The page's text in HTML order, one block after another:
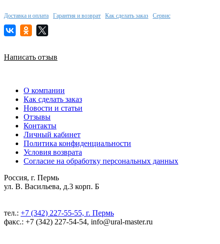
Доставка и оплата Гарантия и возврат Как сделать заказ Сервис
Написать отзыв
О компании
Как сделать заказ
Новости и статьи
Отзывы
Контакты
Личный кабинет
Политика конфиденциальности
Условия возврата
Согласие на обработку персональных данных
Россия, г. Пермь
ул. В. Васильева, д.3 корп. Б
тел.: +7 (342) 227-55-55, г. Пермь
факс.: +7 (342) 227-54-54, info@ural-master.ru